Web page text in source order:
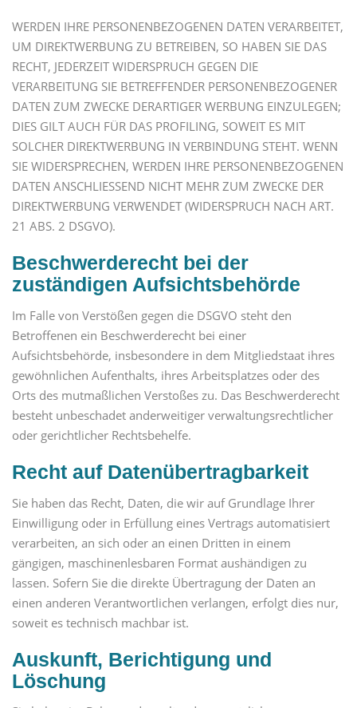
WERDEN IHRE PERSONENBEZOGENEN DATEN VERARBEITET,
UM DIREKTWERBUNG ZU BETREIBEN, SO HABEN SIE DAS
RECHT, JEDERZEIT WIDERSPRUCH GEGEN DIE
VERARBEITUNG SIE BETREFFENDER PERSONENBEZOGENER
DATEN ZUM ZWECKE DERARTIGER WERBUNG EINZULEGEN;
DIES GILT AUCH FÜR DAS PROFILING, SOWEIT ES MIT
SOLCHER DIREKTWERBUNG IN VERBINDUNG STEHT. WENN
SIE WIDERSPRECHEN, WERDEN IHRE PERSONENBEZOGENEN
DATEN ANSCHLIESSEND NICHT MEHR ZUM ZWECKE DER
DIREKTWERBUNG VERWENDET (WIDERSPRUCH NACH ART.
21 ABS. 2 DSGVO).
Beschwerde­recht bei der
zuständigen Aufsichts­behörde
Im Falle von Verstößen gegen die DSGVO steht den
Betroffenen ein Beschwerderecht bei einer
Aufsichtsbehörde, insbesondere in dem Mitgliedstaat ihres
gewöhnlichen Aufenthalts, ihres Arbeitsplatzes oder des
Orts des mutmaßlichen Verstoßes zu. Das Beschwerderecht
besteht unbeschadet anderweitiger verwaltungsrechtlicher
oder gerichtlicher Rechtsbehelfe.
Recht auf Daten­übertrag­barkeit
Sie haben das Recht, Daten, die wir auf Grundlage Ihrer
Einwilligung oder in Erfüllung eines Vertrags automatisiert
verarbeiten, an sich oder an einen Dritten in einem
gängigen, maschinenlesbaren Format aushändigen zu
lassen. Sofern Sie die direkte Übertragung der Daten an
einen anderen Verantwortlichen verlangen, erfolgt dies nur,
soweit es technisch machbar ist.
Auskunft, Berichtigung und
Löschung